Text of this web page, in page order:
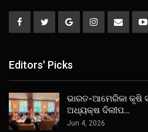
Editors' Picks
ଭାରତ-ଆମେରିକା କୃଷି
ଅଧ୍ୟକ୍ଷ ଦିଲୀପ…
Jun 4, 2026